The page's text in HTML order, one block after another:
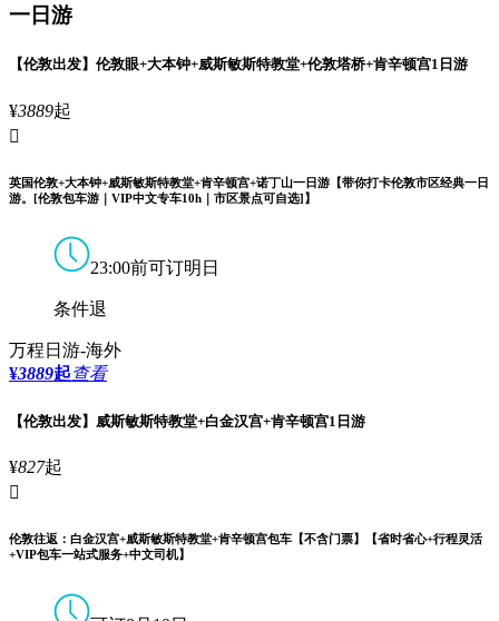
一日游
【伦敦出发】伦敦眼+大本钟+威斯敏斯特教堂+伦敦塔桥+肯辛顿宫1日游
¥3889起

英国伦敦+大本钟+威斯敏斯特教堂+肯辛顿宫+诺丁山一日游【带你打卡伦敦市区经典一日
游。[伦敦包车游｜VIP中文专车10h｜市区景点可自选]】
23:00前可订明日
条件退
万程日游-海外
¥3889起查看
【伦敦出发】威斯敏斯特教堂+白金汉宫+肯辛顿宫1日游
¥827起

伦敦往返：白金汉宫+威斯敏斯特教堂+肯辛顿宫包车【不含门票】【省时省心+行程灵活
+VIP包车一站式服务+中文司机】